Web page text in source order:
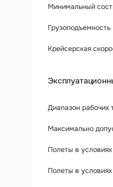
Минимальный
Грузоподъемность
Крейсерская
Диапазон рабочих
Максимально
Полеты в
Полеты в